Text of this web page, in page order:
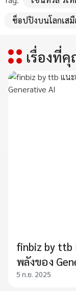
ช็อปปิงบนโลกเส
เรื่องที่
finbiz by ttb
พลังของ
5 ก.ย. 2025